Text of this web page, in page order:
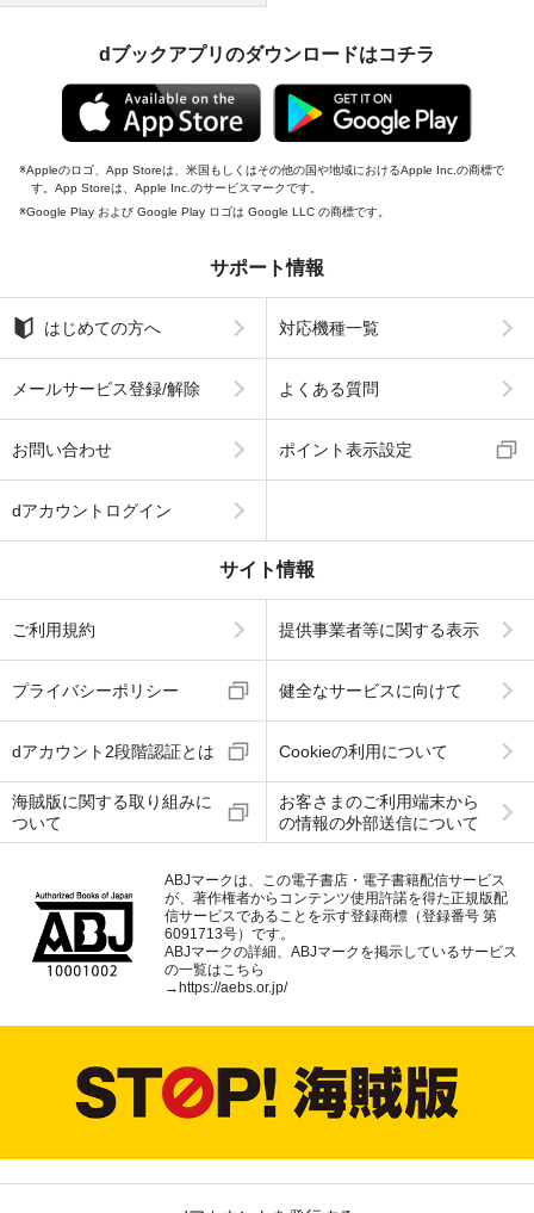
dブックアプリのダウンロードはコチラ
Appleのロゴ、App Storeは、米国もしくはその他の国や地域におけるApple Inc.の商標で
す。App Storeは、Apple Inc.のサービスマークです。
Google Play および Google Play ロゴは Google LLC の商標です。
サポート情報
はじめての方へ 対応機種一覧
メールサービス登録/解除 よくある質問
お問い合わせ ポイント表示設定
dアカウントログイン
サイト情報
ご利用規約 提供事業者等に関する表示
プライバシーポリシー 健全なサービスに向けて
dアカウント2段階認証とは Cookieの利用について
海賊版に関する取り組みに
ついて
お客さまのご利用端末から
の情報の外部送信について
ABJマークは、この電子書店・電子書籍配信サービス
が、著作権者からコンテンツ使用許諾を得た正規版配
信サービスであることを示す登録商標（登録番号 第
6091713号）です。
ABJマークの詳細、ABJマークを掲示しているサービス
の一覧はこちら
→ https://aebs.or.jp/